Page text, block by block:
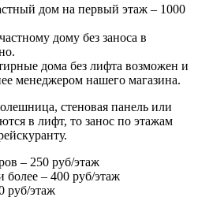
дом на первый этаж – 1000
дому без заноса в
дома без лифта возможен и
менеджером нашего магазина.
стеновая панель или
в лифт, то занос по этажам
– 250 руб/этаж
– 400 руб/этаж
руб/этаж